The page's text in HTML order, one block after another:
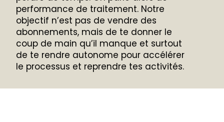
performance de traitement. Notre
objectif n’est pas de vendre des
abonnements, mais de te donner le
coup de main qu’il manque et surtout
de te rendre autonome pour accélérer
le processus et reprendre tes activités.